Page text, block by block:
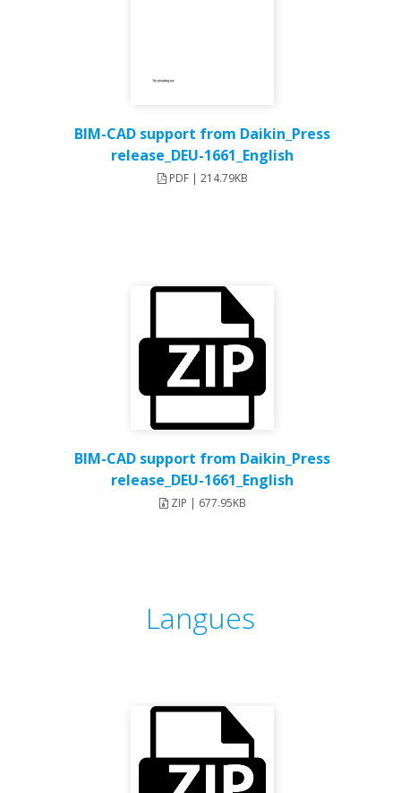
BIM-CAD support from Daikin_Press
release_DEU-1661_English
PDF | 214.79KB
BIM-CAD support from Daikin_Press
release_DEU-1661_English
ZIP | 677.95KB
Langues